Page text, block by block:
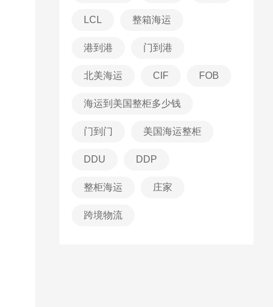
LCL 整箱海运
港到港 门到港
北美海运 CIF FOB
海运到美国整柜多少钱
门到门 美国海运整柜
DDU DDP
整柜海运 庄家
跨境物流